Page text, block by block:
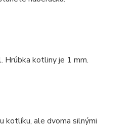
Hrúbka kotliny je 1 mm.
kotlíku, ale dvoma silnými